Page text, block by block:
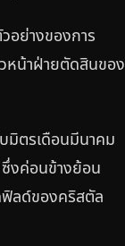
อย่างของการ
หน้าฝ่ายตัดสินของ
มิตรเดือนมีนาคม
ซึ่งค่อนข้างย้อน
ลด์ของคริสตัล